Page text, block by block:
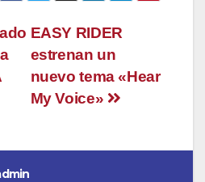
EASY RIDER
estrenan un
nuevo tema «Hear
My Voice»